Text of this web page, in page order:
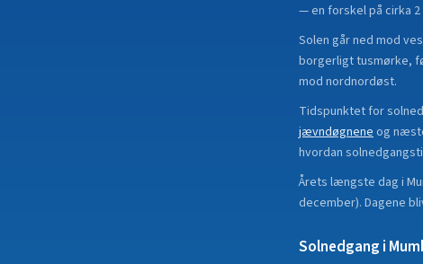
— en forskel på cirka 2
Solen går ned mod
borgerligt tusmørke,
mod nordnordøst.
Tidspunktet for
jævndøgneneog
hvordan
Årets længste dag i
december). Dagene
Solnedgang i